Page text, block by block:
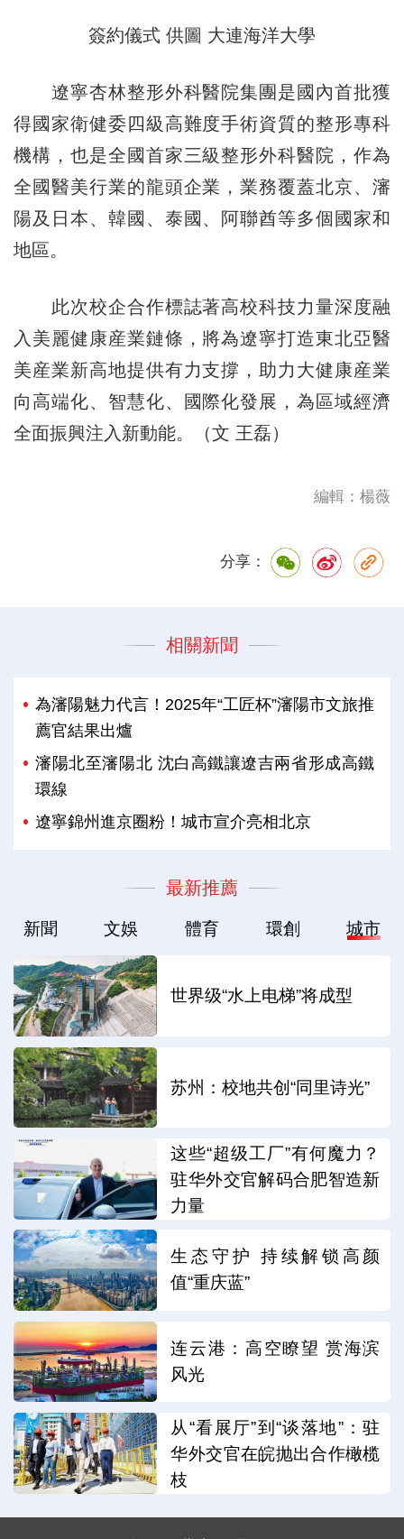
簽約儀式 供圖 大連海洋大學
遼寧杏林整形外科醫院集團是國內首批獲
得國家衛健委四級高難度手術資質的整形專科
機構，也是全國首家三級整形外科醫院，作為
全國醫美行業的龍頭企業，業務覆蓋北京、瀋
陽及日本、韓國、泰國、阿聯酋等多個國家和
地區。
此次校企合作標誌著高校科技力量深度融
入美麗健康産業鏈條，將為遼寧打造東北亞醫
美産業新高地提供有力支撐，助力大健康産業
向高端化、智慧化、國際化發展，為區域經濟
全面振興注入新動能。（文 王磊）
編輯：楊薇
分享：
相關新聞
為瀋陽魅力代言！2025年“工匠杯”瀋陽市文旅推
薦官結果出爐
瀋陽北至瀋陽北 沈白高鐵讓遼吉兩省形成高鐵
環線
遼寧錦州進京圈粉！城市宣介亮相北京
最新推薦
新聞 文娛 體育 環創 城市
世界级“水上电梯”将成型
苏州：校地共创“同里诗光”
这些“超级工厂”有何魔力？
驻华外交官解码合肥智造新
力量
生态守护 持续解锁高颜
值“重庆蓝”
连云港：高空瞭望 赏海滨
风光
从“看展厅”到“谈落地”：驻
华外交官在皖抛出合作橄榄
枝